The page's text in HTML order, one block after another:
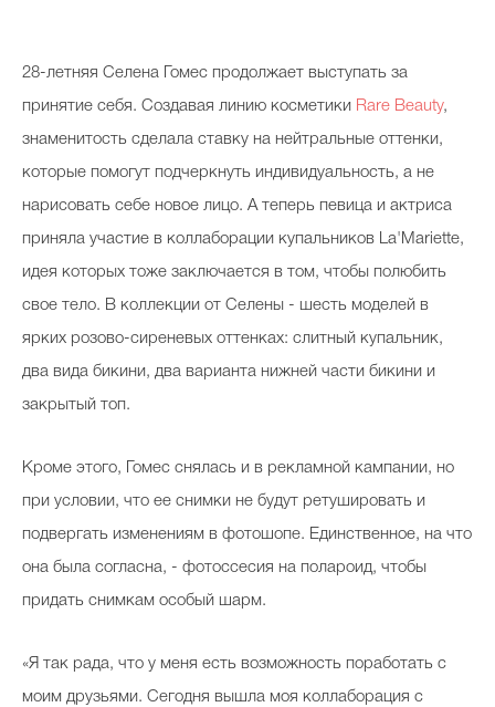
28-летняя Селена Гомес продолжает выступать за
принятие себя. Создавая линию косметики Rare Beauty,
знаменитость сделала ставку на нейтральные оттенки,
которые помогут подчеркнуть индивидуальность, а не
нарисовать себе новое лицо. А теперь певица и актриса
приняла участие в коллаборации купальников La'Mariette,
идея которых тоже заключается в том, чтобы полюбить
свое тело. В коллекции от Селены - шесть моделей в
ярких розово-сиреневых оттенках: слитный купальник,
два вида бикини, два варианта нижней части бикини и
закрытый топ.
Кроме этого, Гомес снялась и в рекламной кампании, но
при условии, что ее снимки не будут ретушировать и
подвергать изменениям в фотошопе. Единственное, на что
она была согласна, - фотоссесия на полароид, чтобы
придать снимкам особый шарм.
«Я так рада, что у меня есть возможность поработать с
моим друзьями. Сегодня вышла моя коллаборация с